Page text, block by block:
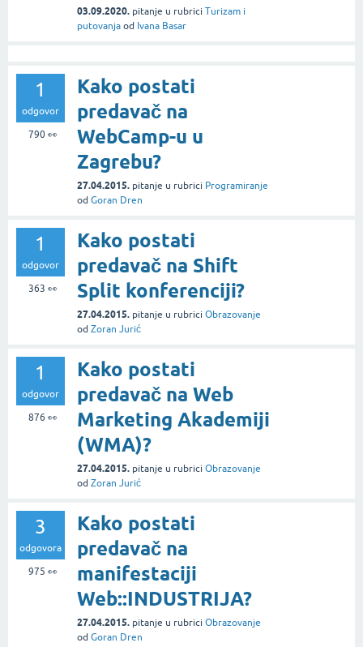
03.09.2020. pitanje u rubrici Turizam i
putovanja od Ivana Basar
1
odgovor
790👀
Kako postati
predavač na
WebCamp-u u
Zagrebu?
27.04.2015. pitanje u rubrici Programiranje
od Goran Dren
1
odgovor
363 👀
Kako postati
predavač na Shift
Split konferenciji?
27.04.2015. pitanje u rubrici Obrazovanje
od Zoran Jurić
1
odgovor
876 👀
Kako postati
predavač na Web
Marketing Akademiji
(WMA)?
27.04.2015. pitanje u rubrici Obrazovanje
od Zoran Jurić
3
odgovora
975 👀
Kako postati
predavač na
manifestaciji
Web::INDUSTRIJA?
27.04.2015. pitanje u rubrici Obrazovanje
od Goran Dren